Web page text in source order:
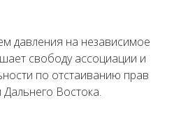
давления на независимое
свободу ассоциации и
по отстаиванию прав
Востока.